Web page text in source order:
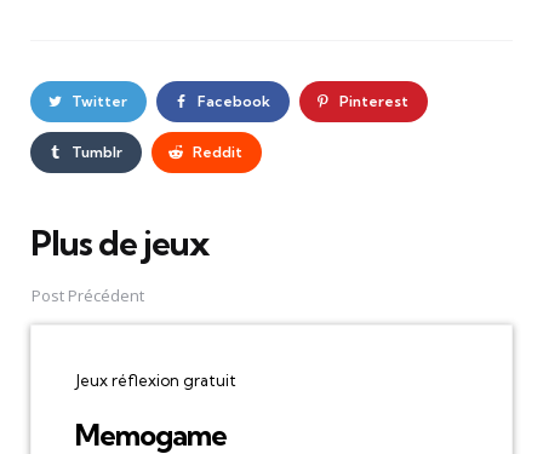
Twitter Facebook Pinterest
Tumblr Reddit
Plus de jeux
Post
navigation
Post Précédent
Jeux réflexion gratuit
Memogame